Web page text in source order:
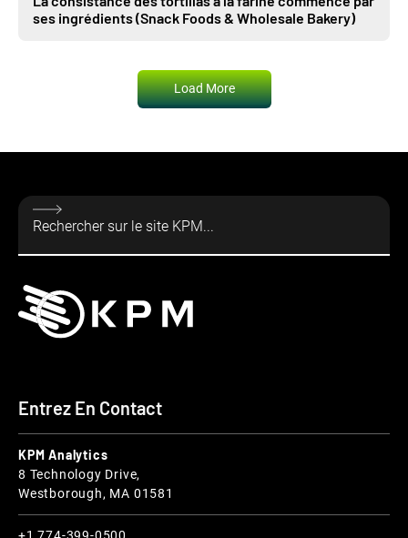
ses ingrédients (Snack Foods & Wholesale Bakery)
Load More
Entrez En Contact
KPM Analytics
8 Technology Drive,
Westborough, MA 01581